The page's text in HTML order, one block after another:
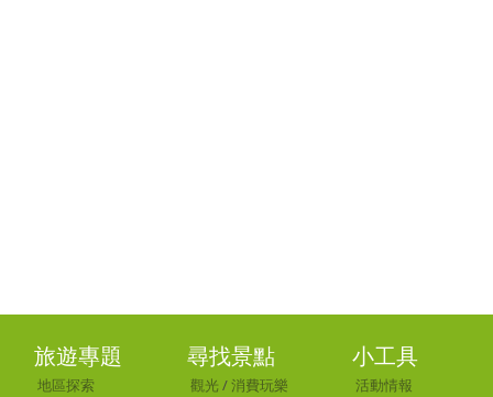
旅遊專題
地區探索
尋找景點
觀光 /消費玩樂
小工具
活動情報